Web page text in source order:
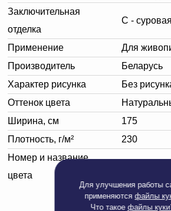
Для улучшения работы
применяютсяфайлы
Что такое файлы
Заключительная
отделка
С -
Применение
Для
Производитель
Беларусь
Характер рисунка
Без
Оттенок цвета
Ширина, см
175
Плотность, г/м²
230
Номер и название
цвета
330